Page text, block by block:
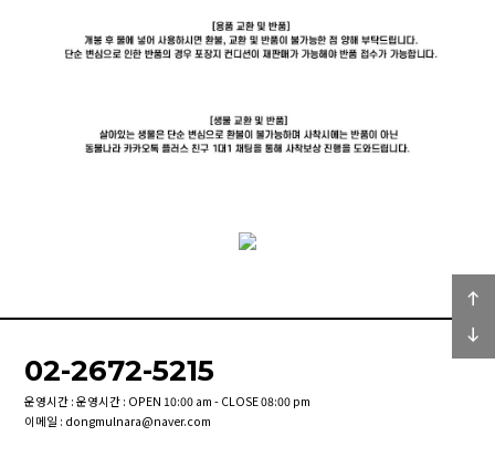
02-2672-5215
운영시간 : 운영시간 : OPEN 10:00 am - CLOSE 08:00 pm
이메일 : dongmulnara@naver.com